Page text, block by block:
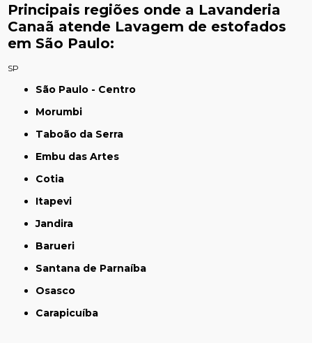
Principais regiões onde a Lavanderia
Canaã atende Lavagem de estofados
em São Paulo:
SP
São Paulo - Centro
Morumbi
Taboão da Serra
Embu das Artes
Cotia
Itapevi
Jandira
Barueri
Santana de Parnaíba
Osasco
Carapicuíba